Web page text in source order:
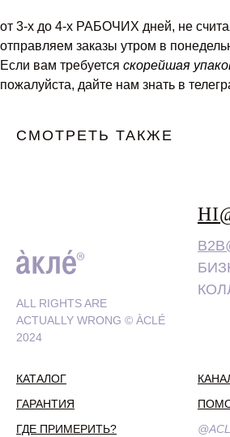
от 3-х до 4-х РАБОЧИХ дней, не
отправляем заказы утром в
Если вам требуется скорейшая
пожалуйста, дайте нам знать в
СМОТРЕТЬ ТАКЖЕ
ALL RIGHTS ARE
ACTUALLY WRONG © ÀCLÉ
2024
КАТАЛОГ
ГАРАНТИЯ
ГДЕ ПРИМЕРИТЬ?